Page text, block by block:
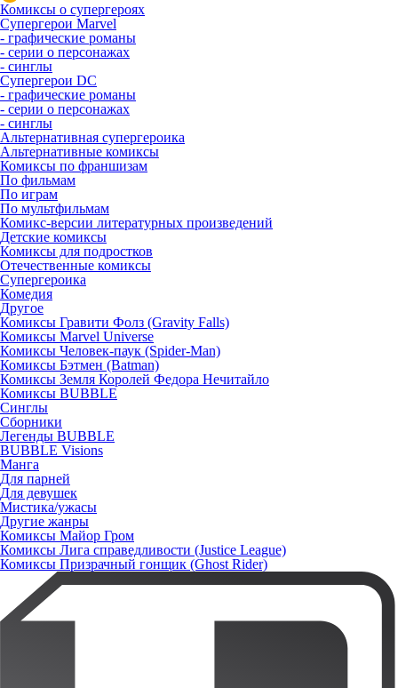
Комиксы о супергероях
Супергерои Marvel
- графические романы
- серии о персонажах
- синглы
Супергерои DC
- графические романы
- серии о персонажах
- синглы
Альтернативная супергероика
Альтернативные комиксы
Комиксы по франшизам
По фильмам
По играм
По мультфильмам
Комикс-версии литературных произведений
Детские комиксы
Комиксы для подростков
Отечественные комиксы
Супергероика
Комедия
Другое
Комиксы Гравити Фолз (Gravity Falls)
Комиксы Marvel Universe
Комиксы Человек-паук (Spider-Man)
Комиксы Бэтмен (Batman)
Комиксы Земля Королей Федора Нечитайло
Комиксы BUBBLE
Синглы
Сборники
Легенды BUBBLE
BUBBLE Visions
Манга
Для парней
Для девушек
Мистика/ужасы
Другие жанры
Комиксы Майор Гром
Комиксы Лига справедливости (Justice League)
Комиксы Призрачный гонщик (Ghost Rider)